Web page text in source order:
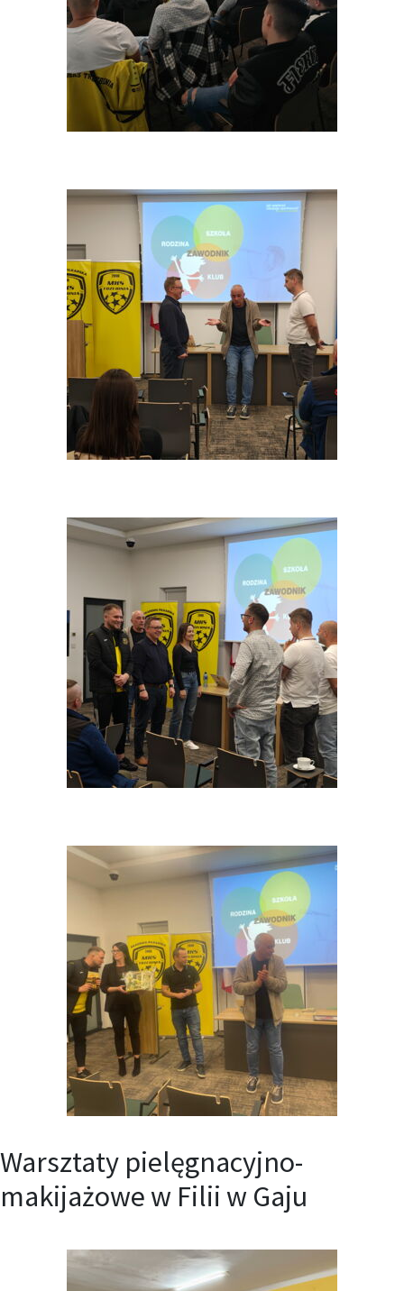
Warsztaty pielęgnacyjno-
makijażowe w Filii w Gaju